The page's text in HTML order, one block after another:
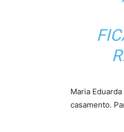
Maria
casamento.